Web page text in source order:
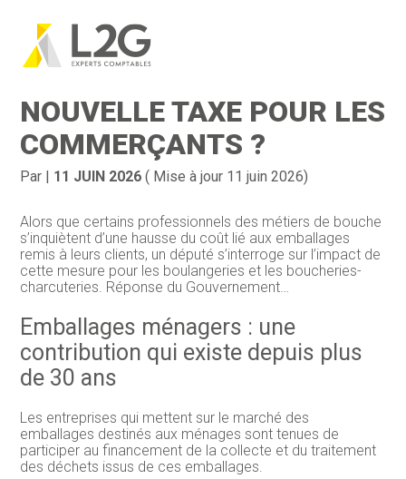
Aller
au
Création d’entreprise
Pilotage d’entreprise
Gestion
Juridique
Dématérialisation / collecte
NOUVELLE TAXE POUR LES
COMMERÇANTS ?
Par | 11 JUIN 2026 ( Mise à jour 11 juin 2026)
Alors que certains professionnels des métiers de bouche
s’inquiètent d’une hausse du coût lié aux emballages
remis à leurs clients, un député s’interroge sur l’impact de
cette mesure pour les boulangeries et les boucheries-
charcuteries. Réponse du Gouvernement…
Emballages ménagers : une
contribution qui existe depuis plus
de 30 ans
Les entreprises qui mettent sur le marché des
emballages destinés aux ménages sont tenues de
participer au financement de la collecte et du traitement
des déchets issus de ces emballages.